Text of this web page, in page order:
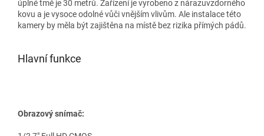
úplné tmě je 30 metrů. Zařízení je vyrobeno z nárazuvzdorného
kovu a je vysoce odolné vůči vnějším vlivům. Ale instalace této
kamery by měla být zajištěna na místě bez rizika přímých pádů.
Hlavní funkce
Obrazový snímač: